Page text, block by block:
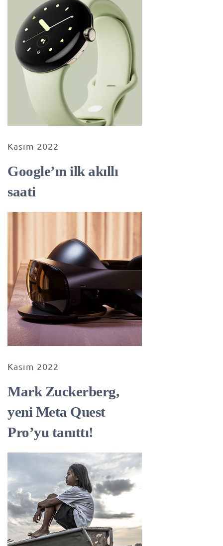
Kasım 2022
Google’ın ilk akıllı
saati
Kasım 2022
Mark Zuckerberg,
yeni Meta Quest
Pro’yu tanıttı!